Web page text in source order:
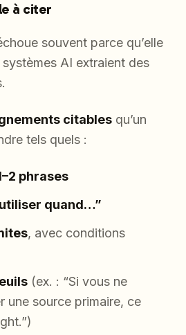
à citer
souvent parce qu’elle
AI extraient des
citables qu’un
tels quels :
phrases
utiliser quand…”
, avec conditions
(ex. : “Si vous ne
une source primaire, ce